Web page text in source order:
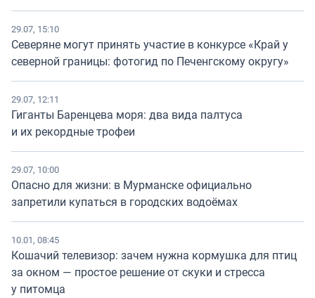
29.07, 15:10
Северяне могут принять участие в конкурсе «Край у
северной границы: фотогид по Печенгскому округу»
29.07, 12:11
Гиганты Баренцева моря: два вида палтуса
и их рекордные трофеи
29.07, 10:00
Опасно для жизни: в Мурманске официально
запретили купаться в городских водоёмах
10.01, 08:45
Кошачий телевизор: зачем нужна кормушка для птиц
за окном — простое решение от скуки и стресса
у питомца